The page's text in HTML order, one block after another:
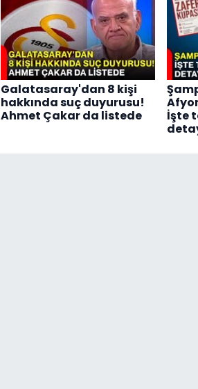
Galatasaray'dan 8 kişi
hakkında suç duyurusu!
Ahmet Çakar da listede
İşte